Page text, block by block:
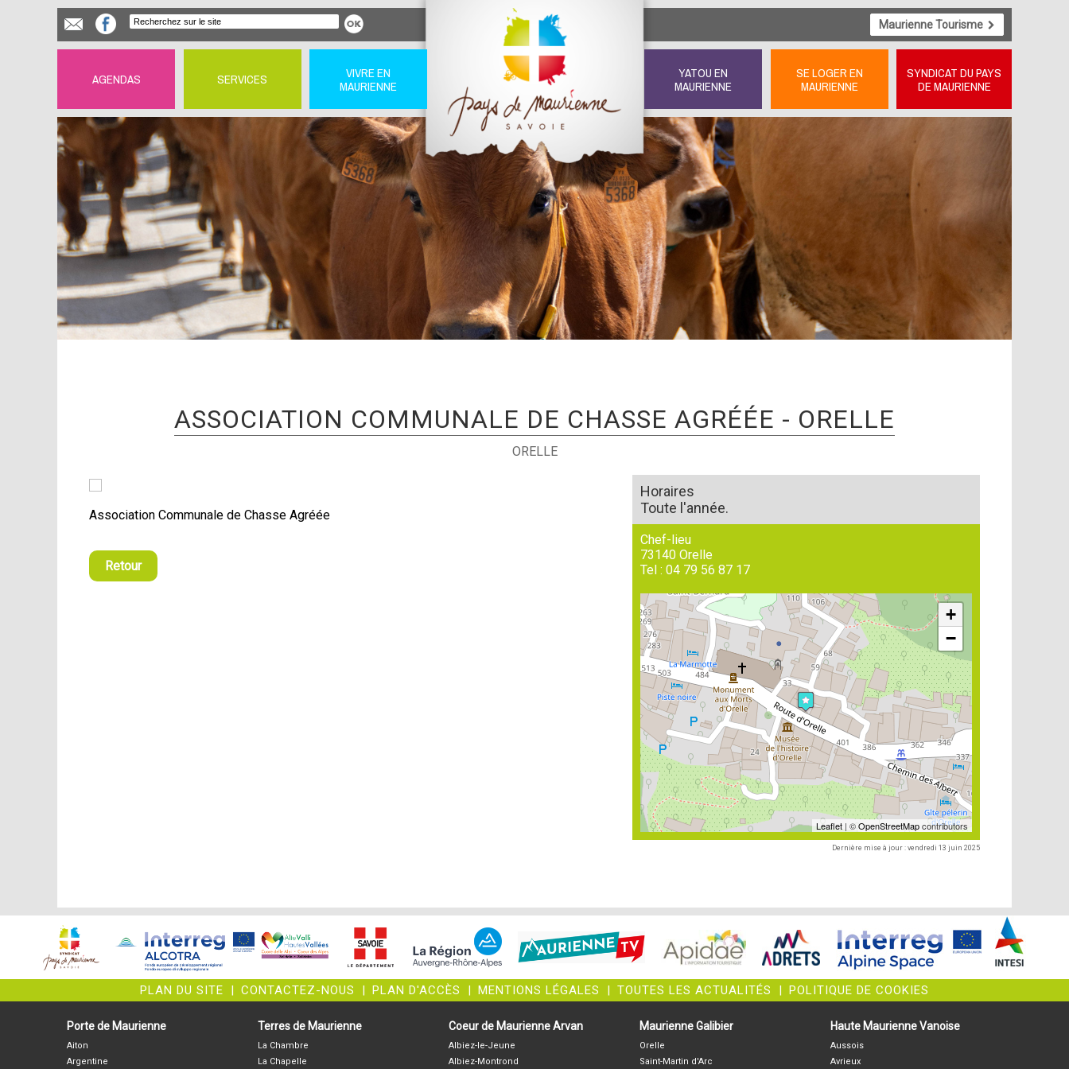
Maurienne Tourisme
AGENDAS SERVICES
VIVRE EN
MAURIENNE
YATOU EN
MAURIENNE
SE LOGER EN
MAURIENNE
SYNDICAT DU PAYS
DE MAURIENNE
ASSOCIATION COMMUNALE DE CHASSE AGRÉÉE - ORELLE
ORELLE
Association Communale de Chasse Agréée
Retour
Horaires
Toute l'année.
Chef-lieu
73140 Orelle
Tel : 04 79 56 87 17
+
−
Leaflet| ©OpenStreetMapcontributors
Dernière mise à jour : vendredi 13 juin 2025
PLAN DU SITE | CONTACTEZ-NOUS | PLAN D'ACCÈS | MENTIONS LÉGALES | TOUTES LES ACTUALITÉS | POLITIQUE DE COOKIES
Porte de Maurienne
Aiton
Argentine
Terres de Maurienne
La Chambre
La Chapelle
Coeur de Maurienne Arvan
Albiez-le-Jeune
Albiez-Montrond
Maurienne Galibier
Orelle
Saint-Martin d'Arc
Haute Maurienne Vanoise
Aussois
Avrieux